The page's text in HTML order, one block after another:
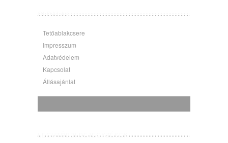
OLDALAK
Tetőablakcsere
Impresszum
Adatvédelem
Kapcsolat
Állásajánlat
LEGUTÓBBI BEJEGYZÉSEK